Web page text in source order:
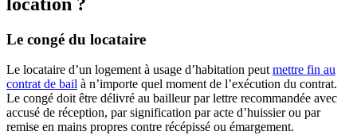
Le congé du locataire
Le locataire d’un logement à usage d’habitation peutmettre fin au
contrat de bail à n’importe quel moment de l’exécution du contrat.
Le congé doit être délivré au bailleur par lettre recommandée avec
accusé de réception, par signification par acte d’huissier ou par
remise en mains propres contre récépissé ou émargement.